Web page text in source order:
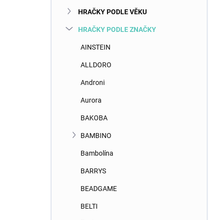
HRAČKY PODLE VĚKU
HRAČKY PODLE ZNAČKY
AINSTEIN
ALLDORO
Androni
Aurora
BAKOBA
BAMBINO
Bambolína
BARRYS
BEADGAME
BELTI